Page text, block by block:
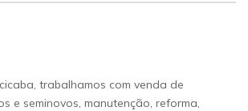
trabalhamos com venda de
e seminovos, manutenção, reforma,